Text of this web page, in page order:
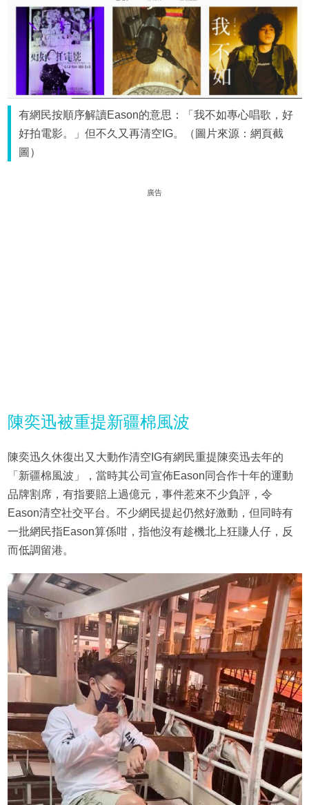
有網民按順序解讀Eason的意思：「我不如專心唱歌，好
好拍電影。」但不久又再清空IG。（圖片來源：網頁截
圖）
廣告
陳奕迅被重提新疆棉風波
陳奕迅久休復出又大動作清空IG有網民重提陳奕迅去年的
「新疆棉風波」，當時其公司宣佈Eason同合作十年的運動
品牌割席，有指要賠上過億元，事件惹來不少負評，令
Eason清空社交平台。不少網民提起仍然好激動，但同時有
一批網民指Eason算係咁，指他沒有趁機北上狂賺人仔，反
而低調留港。